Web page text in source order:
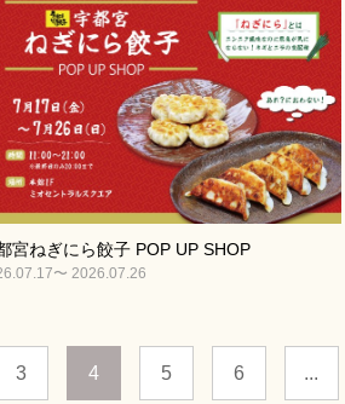
宮ねぎにら餃子 POP UP SHOP
〜 2026.07.26
3 4 5 6 ...